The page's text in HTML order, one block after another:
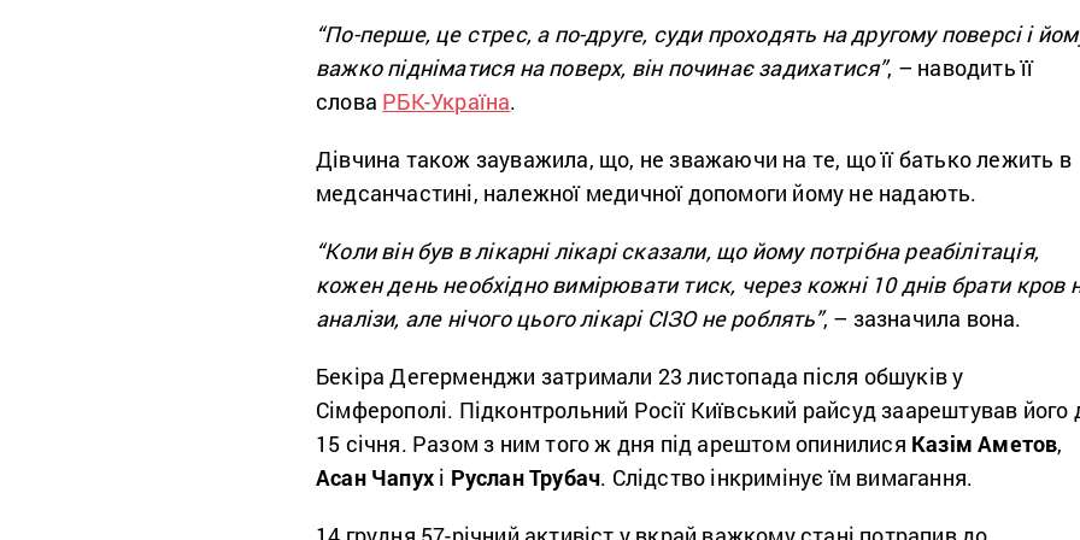
“По-перше, це стрес, а по-друге, суди проходять на другому поверсі і
важко підніматися на поверх, він починає задихатися”, – наводить її
слова РБК-Україна.
Дівчина також зауважила, що, не зважаючи на те, що її батько лежить в
медсанчастині, належної медичної допомоги йому не надають.
“Коли він був в лікарні лікарі сказали, що йому потрібна реабілітація,
кожен день необхідно вимірювати тиск, через кожні 10 днів брати кров
аналізи, але нічого цього лікарі СІЗО не роблять”, – зазначила вона.
Бекіра Дегерменджи затримали 23 листопада після обшуків у
Сімферополі. Підконтрольний Росії Київський райсуд заарештував його
15 січня. Разом з ним того ж дня під арештом опинилися Казім Аметов,
Асан Чапух і Руслан Трубач. Слідство інкримінує їм вимагання.